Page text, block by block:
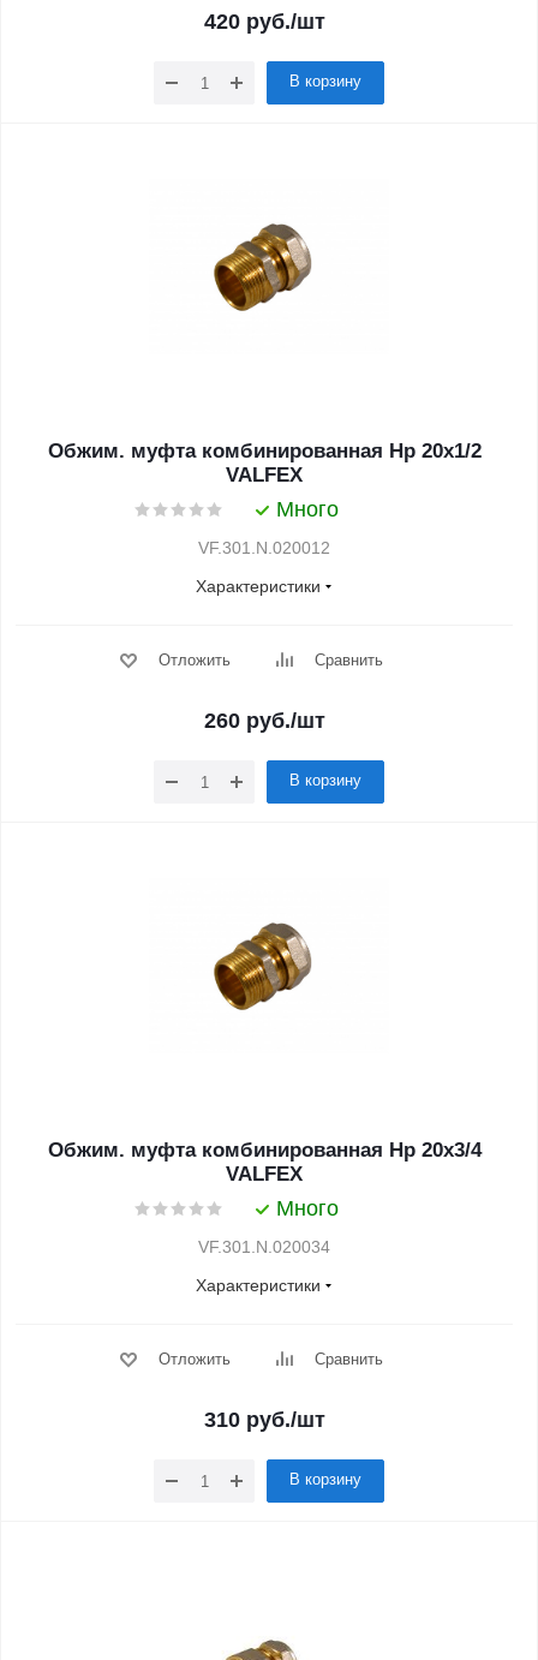
420 руб./шт
В корзину
Обжим. муфта комбинированная Нр 20х1/2
VALFEX
Много
VF.301.N.020012
Характеристики
Отложить Сравнить
260 руб./шт
В корзину
Обжим. муфта комбинированная Нр 20х3/4
VALFEX
Много
VF.301.N.020034
Характеристики
Отложить Сравнить
310 руб./шт
В корзину